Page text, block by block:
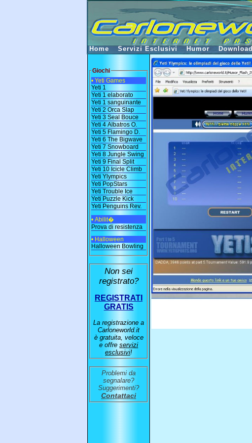
Giochi
• Yeti Games
Yeti 1
Yeti 1 elaborato
Yeti 1 sanguinante
Yeti 2 Orca Slap
Yeti 3 Seal Bouce
Yeti 4 Albatros O.
Yeti 5 Flamingo D.
Yeti 6 The Bigwave
Yeti 7 Snowboard
Yeti 8 Jungle Swing
Yeti 9 Final Split
Yeti 10 Icicle Climb
Yeti Ylympics
Yeti PopStars
Yeti Trouble Ice
Yeti Puzzle Kick
Yeti Penguins Rev.
• Abilit�
Prova di resistenza
• Halloween
Halloween Bowling
Non sei
registrato?
REGISTRATI
GRATIS
La registrazione a
Carloneworld.it
è gratuita, veloce
e offre servizi
esclusivi!
Problemi da
segnalare?
Suggerimenti?
Contattaci
Home Servizi Esclusivi Humor Download